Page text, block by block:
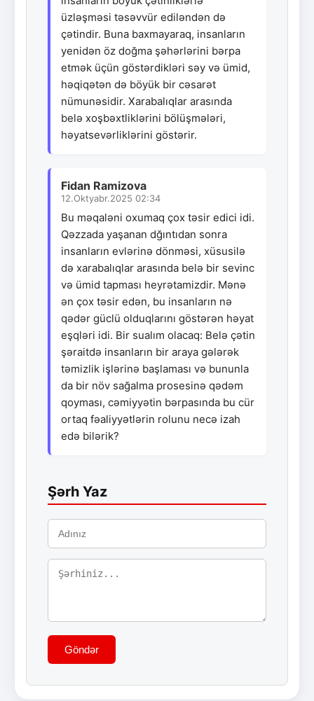
üzləşməsi təsəvvür ediləndən də
çətindir. Buna baxmayaraq, insanların
yenidən öz doğma şəhərlərini bərpa
etmək üçün göstərdikləri səy və ümid,
həqiqətən də böyük bir cəsarət
nümunəsidir. Xarabalıqlar arasında
belə xoşbəxtliklərini bölüşmələri,
həyatsevərliklərini göstərir.
Fidan Ramizova
12.Oktyabr.2025 02:34
Bu məqaləni oxumaq çox təsir edici idi.
Qəzzada yaşanan dğıntıdan sonra
insanların evlərinə dönməsi, xüsusilə
də xarabalıqlar arasında belə bir sevinc
və ümid tapması heyrətamizdir. Mənə
ən çox təsir edən, bu insanların nə
qədər güclü olduqlarını göstərən həyat
eşqləri idi. Bir sualım olacaq: Belə çətin
şəraitdə insanların bir araya gələrək
təmizlik işlərinə başlaması və bununla
da bir növ sağalma prosesinə qədəm
qoyması, cəmiyyətin bərpasında bu cür
ortaq fəaliyyətlərin rolunu necə izah
edə bilərik?
Şərh Yaz
Göndər